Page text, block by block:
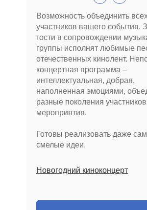
Возможность объединить
участников вашего события.
гости в сопровождении
группы исполнят любимые
отечественных кинолент.
концертная программа –
интеллектуальная, добрая,
наполненная эмоциями,
разные поколения
мероприятия.
Готовы реализовать даже
смелые идеи.
Новогодний киноконцерт